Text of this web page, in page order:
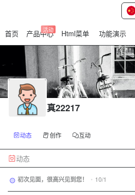
首页 产品中心
活动 Html菜单 功能演示
真22217
动态 创作 互动
动态
初次见面，很高兴见到您！ • 10/1